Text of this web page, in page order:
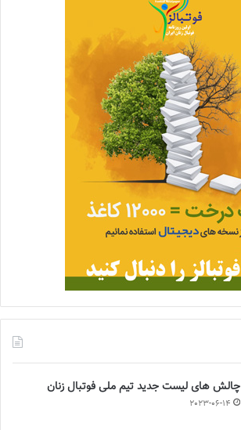
چالش هاى ليست جدید تيم ملى فوتبال زنان
2023-06-14